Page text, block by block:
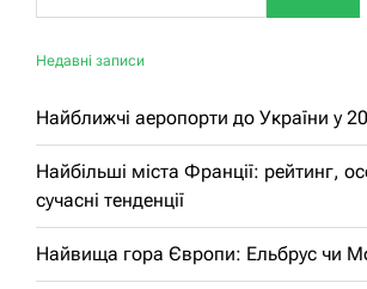
Недавні записи
Найближчі аеропорти до України у
Найбільші міста Франції: рейтинг,
сучасні тенденції
Найвища гора Європи: Ельбрус чи